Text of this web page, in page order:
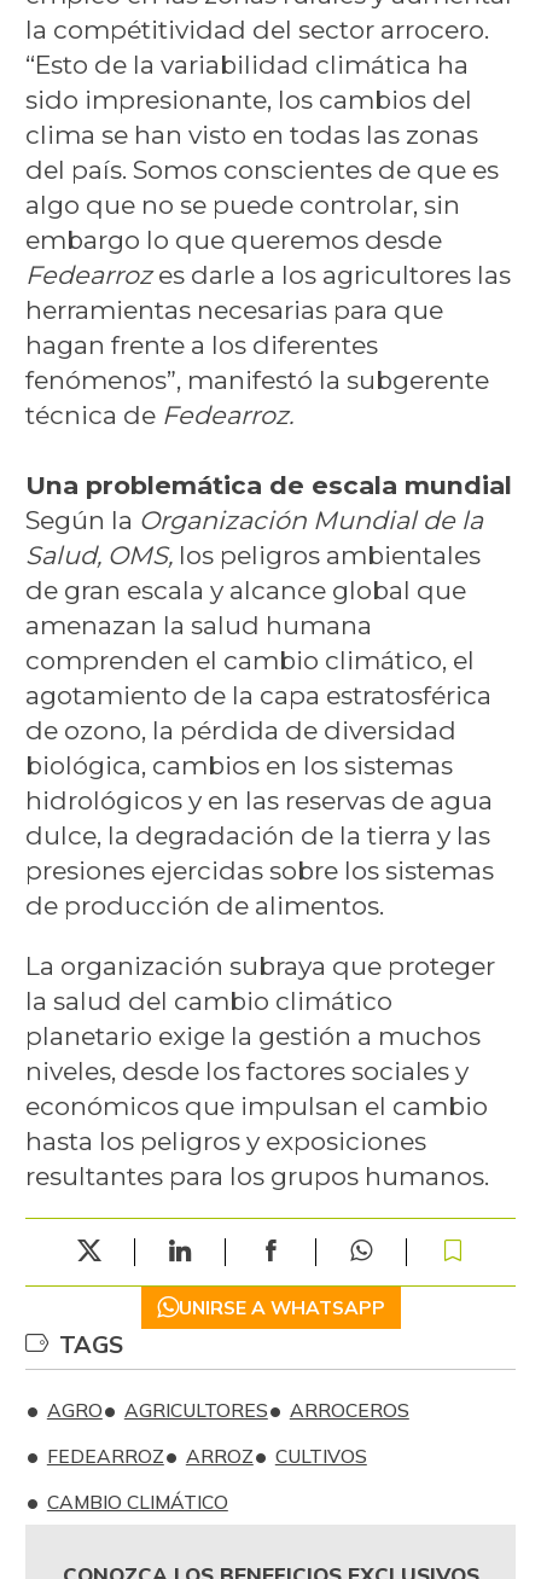
la compétitividad del sector arrocero.
“Esto de la variabilidad climática ha
sido impresionante, los cambios del
clima se han visto en todas las zonas
del país. Somos conscientes de que es
algo que no se puede controlar, sin
embargo lo que queremos desde
Fedearrozes darle a los agricultores las
herramientas necesarias para que
hagan frente a los diferentes
fenómenos”, manifestó la subgerente
técnica de Fedearroz.
Una problemática de escala mundial
Según la Organización Mundial de la
Salud, OMS,los peligros ambientales
de gran escala y alcance global que
amenazan la salud humana
comprenden el cambio climático, el
agotamiento de la capa estratosférica
de ozono, la pérdida de diversidad
biológica, cambios en los sistemas
hidrológicos y en las reservas de agua
dulce, la degradación de la tierra y las
presiones ejercidas sobre los sistemas
de producción de alimentos.
La organización subraya que proteger
la salud del cambio climático
planetario exige la gestión a muchos
niveles, desde los factores sociales y
económicos que impulsan el cambio
hasta los peligros y exposiciones
resultantes para los grupos humanos.
UNIRSE A WHATSAPP
TAGS
AGRO AGRICULTORES
ARROCEROS
FEDEARROZ
ARROZ
CULTIVOS
CAMBIO CLIMÁTICO